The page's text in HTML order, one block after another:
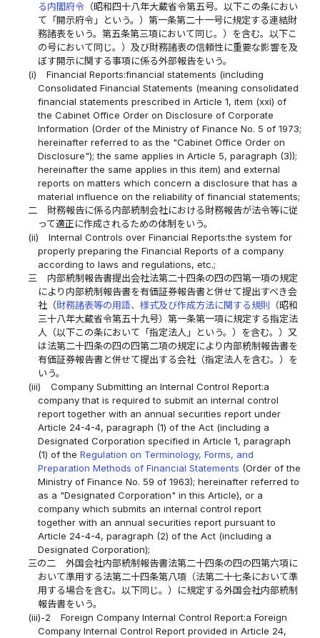
る内閣府令（昭和四十八年大蔵省令第五号。以下この条におい
て「開示府令」という。）第一条第二十一号に規定する連結財
務諸表をいう。第五条第三項において同じ。）を含む。以下こ
の号において同じ。）及び財務諸表の信頼性に重要な影響を及
ぼす開示に関する事項に係る外部報告をいう。
(i)
Financial Reports:financial statements (including
Consolidated Financial Statements (meaning consolidated
financial statements prescribed in Article 1, item (xxi) of
the Cabinet Office Order on Disclosure of Corporate
Information (Order of the Ministry of Finance No. 5 of 1973;
hereinafter referred to as the "Cabinet Office Order on
Disclosure"); the same applies in Article 5, paragraph (3));
hereinafter the same applies in this item) and external
reports on matters which concern a disclosure that has a
material influence on the reliability of financial statements;
二
財務報告に係る内部統制会社における財務報告が法令等に従
って適正に作成されるための体制をいう。
(ii)
Internal Controls over Financial Reports:the system for
properly preparing the Financial Reports of a company
according to laws and regulations, etc.;
三
内部統制報告書提出会社法第二十四条の四の四第一項の規定
により内部統制報告書を有価証券報告書と併せて提出すべき会
社（財務諸表等の用語、様式及び作成方法に関する規則 （昭和
三十八年大蔵省令第五十九号）第一条第一項に規定する指定法
人（以下この条において「指定法人」という。）を含む。）又
は法第二十四条の四の四第二項の規定により内部統制報告書を
有価証券報告書と併せて提出する会社（指定法人を含む。）を
いう。
(iii)
Company Submitting an Internal Control Report:a
company that is required to submit an internal control
report together with an annual securities report under
Article 24-4-4, paragraph (1) of the Act (including a
Designated Corporation specified in Article 1, paragraph
(1) of the Regulation on Terminology, Forms, and
Preparation Methods of Financial Statements (Order of the
Ministry of Finance No. 59 of 1963); hereinafter referred to
as a "Designated Corporation" in this Article), or a
company which submits an internal control report
together with an annual securities report pursuant to
Article 24-4-4, paragraph (2) of the Act (including a
Designated Corporation);
三の二
外国会社内部統制報告書法第二十四条の四の四第六項に
おいて準用する法第二十四条第八項（法第二十七条において準
用する場合を含む。以下同じ。）に規定する外国会社内部統制
報告書をいう。
(iii)-2
Foreign Company Internal Control Report:a Foreign
Company Internal Control Report provided in Article 24,